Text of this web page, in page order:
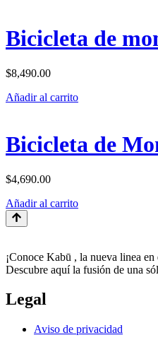
Bicicleta de
$8,490.00
Añadir al carrito
Bicicleta de
$4,690.00
Añadir al carrito
¡Conoce Kabū , la nueva linea
Descubre aquí la fusión de una
Legal
Aviso de privacidad